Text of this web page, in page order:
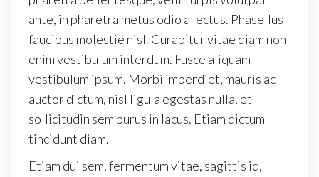
ante, in pharetra metus odio a lectus. Phasellus
faucibus molestie nisl. Curabitur vitae diam non
enim vestibulum interdum. Fusce aliquam
vestibulum ipsum. Morbi imperdiet, mauris ac
auctor dictum, nisl ligula egestas nulla, et
sollicitudin sem purus in lacus. Etiam dictum
tincidunt diam.
Etiam dui sem, fermentum vitae, sagittis id,